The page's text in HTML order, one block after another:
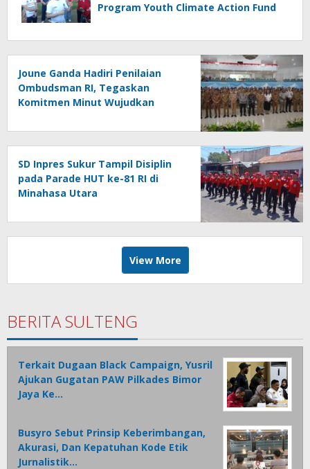
Program Youth Climate Action Fund
Joune Ganda Hadiri Penilaian
Ombudsman RI, Tegaskan
Komitmen Minut Wujudkan
SD Inpres Sukur Tampil Disiplin
pada Parade HUT ke-81 RI di
Minahasa Utara
View More
BERITA SULTENG
Terkait Dugaan Black Campaign, Yusril
Ajukan Gugatan PAW Pilkades Bimor
Jaya Ke…
Busyro Sebut Prinsip Keberimbangan,
Akurasi, Dan Kepatuhan Kode Etik
Jurnalistik…